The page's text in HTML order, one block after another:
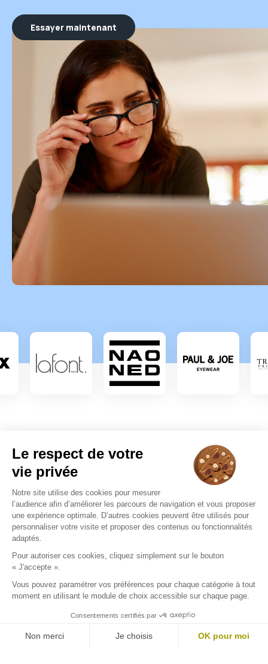
Essayer maintenant
POL DAVID OPTICIEN
Notre magasin Nos marques Actualités
Expert en Santé Visuelle
Nous trouver
35310 MORDELLES